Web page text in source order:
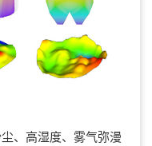
、高湿度、雾气弥漫